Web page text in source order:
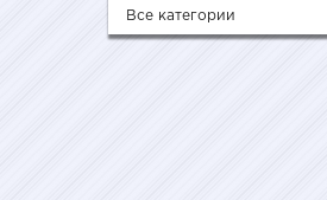
Все категории